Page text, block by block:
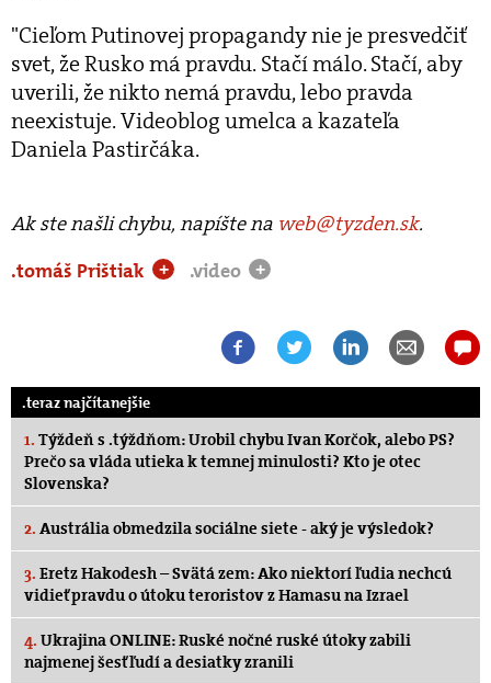
"Cieľom Putinovej propagandy nie je presvedčiť
svet, že Rusko má pravdu. Stačí málo. Stačí, aby
uverili, že nikto nemá pravdu, lebo pravda
neexistuje. Videoblog umelca a kazateľa
Daniela Pastirčáka.
Ak ste našli chybu, napíšte na web@tyzden.sk.
.tomáš Prištiak
+ .video +
.teraz najčítanejšie
1. Týždeň s .týždňom: Urobil chybu Ivan Korčok, alebo PS?
Prečo sa vláda utieka k temnej minulosti? Kto je otec
Slovenska?
2. Austrália obmedzila sociálne siete - aký je výsledok?
3. Eretz Hakodesh – Svätá zem: Ako niektorí ľudia nechcú
vidieť pravdu o útoku teroristov z Hamasu na Izrael
4. Ukrajina ONLINE: Ruské nočné ruské útoky zabili
najmenej šesť ľudí a desiatky zranili